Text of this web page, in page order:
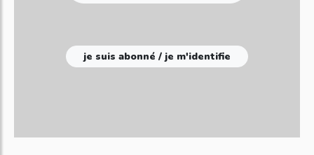
je suis abonné / je m'identifie